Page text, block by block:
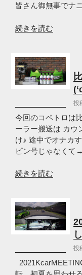
パ
バ
(‘ω’)
ノ”
の
皆さん御無事でナ
“2021
オ
ツ
カ
様
で
し
た
(‘ω’)
の
続きを読む
投
今回のコペトロは
ーラー搬送は カウ
け♪ 途中でオナカ
ピン号じゃなくて
“比
平
和
な
ペ
ト
ロ
続きを読む
投